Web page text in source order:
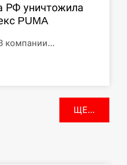
РФ уничтожила
PUMA
компании...
ЩЕ...